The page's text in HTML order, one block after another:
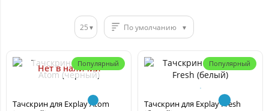
25 По умолчанию
Популярный
Нет в наличии
Тачскрин для Explay Atom
Популярный
Тачскрин для Explay Fresh